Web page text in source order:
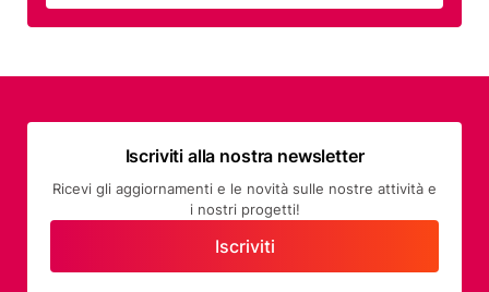
Iscriviti alla nostra newsletter
Ricevi gli aggiornamenti e le novità sulle nostre attività e
i nostri progetti!
Iscriviti